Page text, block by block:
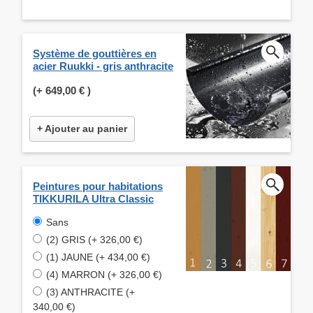
Système de gouttières en
acier Ruukki - gris anthracite
(+ 649,00 € )
+ Ajouter au panier
Peintures pour habitations
TIKKURILA Ultra Classic
Sans
(2) GRIS (+ 326,00 €)
(1) JAUNE (+ 434,00 €)
(4) MARRON (+ 326,00 €)
(3) ANTHRACITE (+
340,00 €)